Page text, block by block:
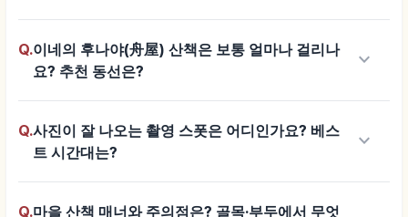
Q.이네의 후나야(舟屋) 산책은 보통 얼마나 걸리나
요? 추천 동선은?
keyboard_arrow_down
Q.사진이 잘 나오는 촬영 스폿은 어디인가요? 베스
트 시간대는?
keyboard_arrow_down
Q.마을 산책 매너와 주의점은? 골목·부두에서 무엇